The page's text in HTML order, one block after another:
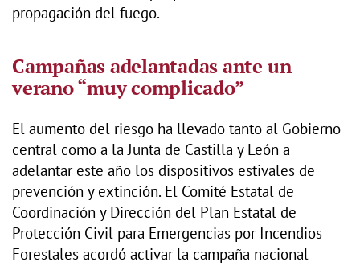
propagación del fuego.
Campañas adelantadas ante un
verano “muy complicado”
El aumento del riesgo ha llevado tanto al Gobierno
central como a la Junta de Castilla y León a
adelantar este año los dispositivos estivales de
prevención y extinción. El Comité Estatal de
Coordinación y Dirección del Plan Estatal de
Protección Civil para Emergencias por Incendios
Forestales acordó activar la campaña nacional